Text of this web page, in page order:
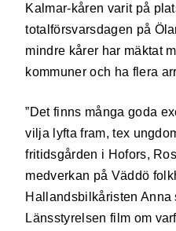
Kalmar-kåren varit på
totalförsvarsdagen på
mindre kårer har mäktat
kommuner och ha flera
”Det finns många goda
vilja lyfta fram, tex
fritidsgården i Hofors,
medverkan på Väddö
Hallandsbilkåristen Anna
Länsstyrelsen film om